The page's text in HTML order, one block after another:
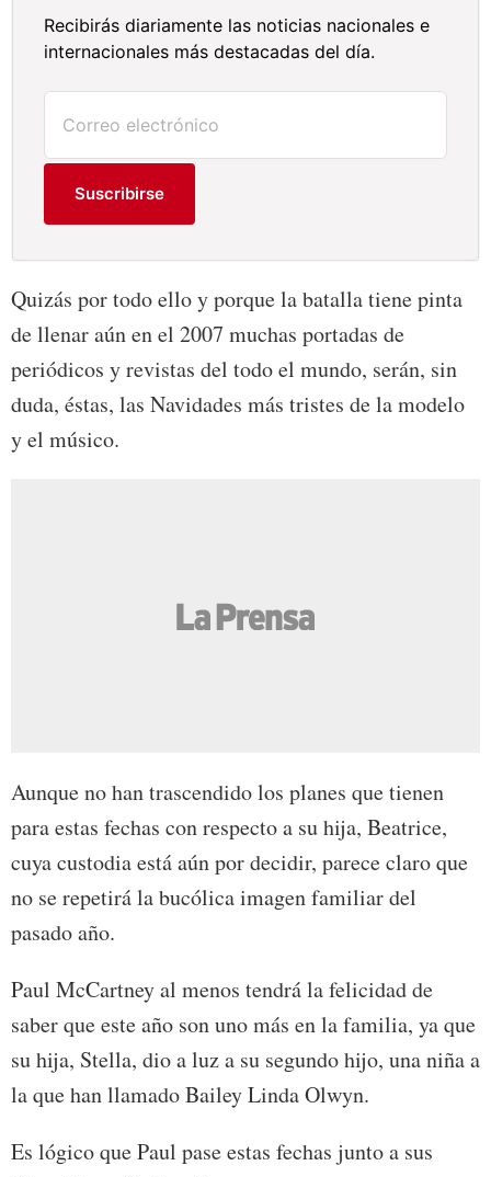
Recibirás diariamente las noticias nacionales e
internacionales más destacadas del día.
Suscribirse
Quizás por todo ello y porque la batalla tiene pinta
de llenar aún en el 2007 muchas portadas de
periódicos y revistas del todo el mundo, serán, sin
duda, éstas, las Navidades más tristes de la modelo
y el músico.
Aunque no han trascendido los planes que tienen
para estas fechas con respecto a su hija, Beatrice,
cuya custodia está aún por decidir, parece claro que
no se repetirá la bucólica imagen familiar del
pasado año.
Paul McCartney al menos tendrá la felicidad de
saber que este año son uno más en la familia, ya que
su hija, Stella, dio a luz a su segundo hijo, una niña a
la que han llamado Bailey Linda Olwyn.
Es lógico que Paul pase estas fechas junto a sus